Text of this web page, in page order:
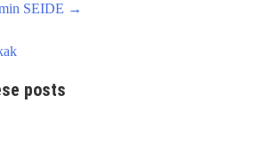
SEIDE →
posts